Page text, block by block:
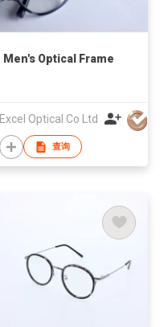
Men's Optical Frame
Excel Optical Co Ltd
查询